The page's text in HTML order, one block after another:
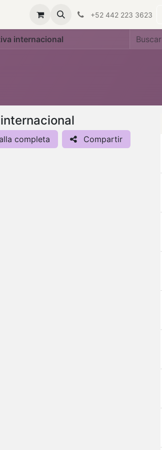
Cemefi Quiero ayudar Filantropía
+52 442 223 3623
internacional
completa Compartir